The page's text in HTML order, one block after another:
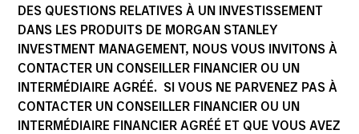
DES QUESTIONS RELATIVES À UN INVESTISSEMENT
DANS LES PRODUITS DE MORGAN STANLEY
INVESTMENT MANAGEMENT, NOUS VOUS INVITONS À
CONTACTER UN CONSEILLER FINANCIER OU UN
INTERMÉDIAIRE AGRÉÉ. SI VOUS NE PARVENEZ PAS À
CONTACTER UN CONSEILLER FINANCIER OU UN
INTERMÉDIAIRE FINANCIER AGRÉÉ ET QUE VOUS AVEZ